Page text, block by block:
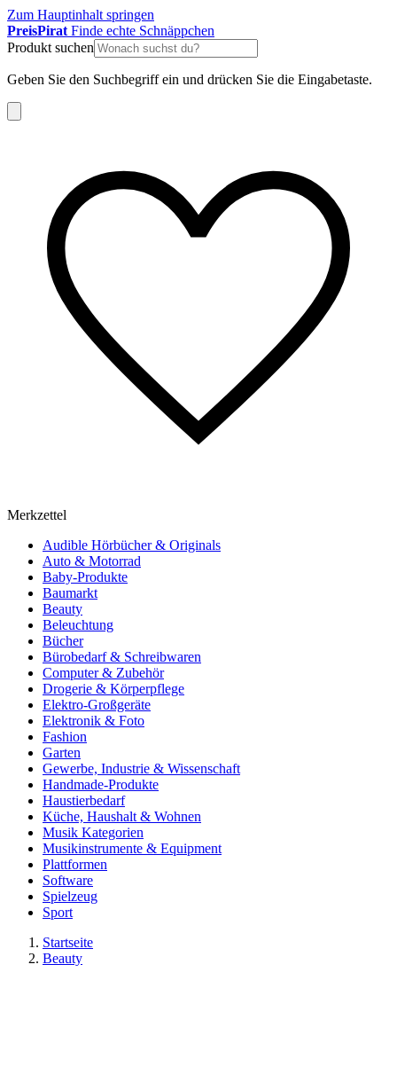
Zum Hauptinhalt springen
PreisPirat Finde echte Schnäppchen
Produkt suchen
Geben Sie den Suchbegriff ein und drücken Sie die Eingabetaste.
Merkzettel
Audible Hörbücher & Originals
Auto & Motorrad
Baby-Produkte
Baumarkt
Beauty
Beleuchtung
Bücher
Bürobedarf & Schreibwaren
Computer & Zubehör
Drogerie & Körperpflege
Elektro-Großgeräte
Elektronik & Foto
Fashion
Garten
Gewerbe, Industrie & Wissenschaft
Handmade-Produkte
Haustierbedarf
Küche, Haushalt & Wohnen
Musik Kategorien
Musikinstrumente & Equipment
Plattformen
Software
Spielzeug
Sport
Startseite
Beauty